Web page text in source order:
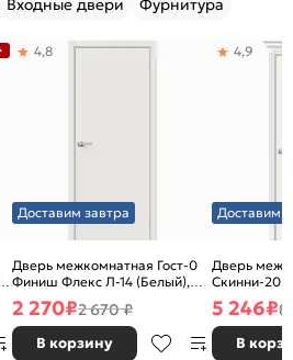
Входные двери Фурнитура
Доставим завтра
Дверь межкомнатная Гост-0
Финиш Флекс Л-14 (Белый),
глухая, каркасно-щитовая
4,8
2 270₽2 670 ₽
В корзину
Доставим
Дверь
Скинни-20
декора,
без кромки,
4,9
5 246₽8
В